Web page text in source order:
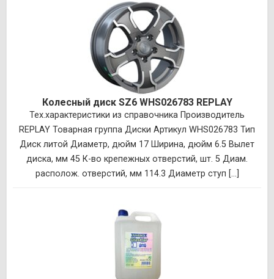
Колесный диск SZ6 WHS026783 REPLAY
Тех.характеристики из справочника Производитель
REPLAY Товарная группа Диски Артикул WHS026783 Тип
Диск литой Диаметр, дюйм 17 Ширина, дюйм 6.5 Вылет
диска, мм 45 К-во крепежных отверстий, шт. 5 Диам.
располож. отверстий, мм 114.3 Диаметр ступ [...]